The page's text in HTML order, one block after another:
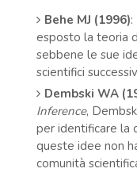
Behe MJ (1996):
esposto la teoria
sebbene le sue
scientifici
Dembski WA
Inference,
per identificare la
queste idee non
comunità